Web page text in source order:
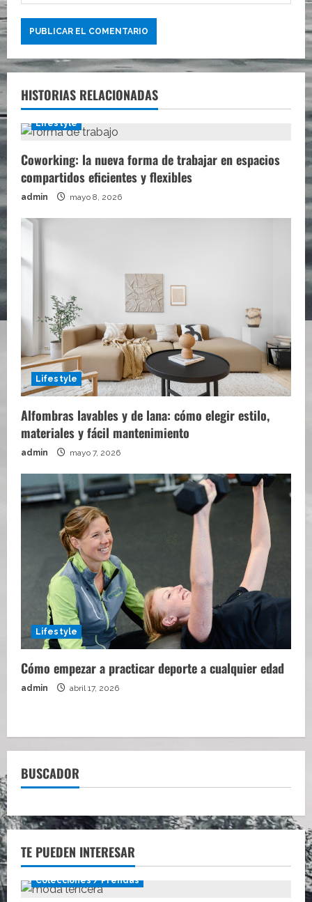
HISTORIAS RELACIONADAS
Lifestyle
Coworking: la nueva forma de trabajar en espacios
compartidos eficientes y flexibles
admin mayo 8, 2026
Lifestyle
Alfombras lavables y de lana: cómo elegir estilo,
materiales y fácil mantenimiento
admin mayo 7, 2026
Lifestyle
Cómo empezar a practicar deporte a cualquier edad
admin abril 17, 2026
BUSCADOR
TE PUEDEN INTERESAR
Colecciones / Prendas